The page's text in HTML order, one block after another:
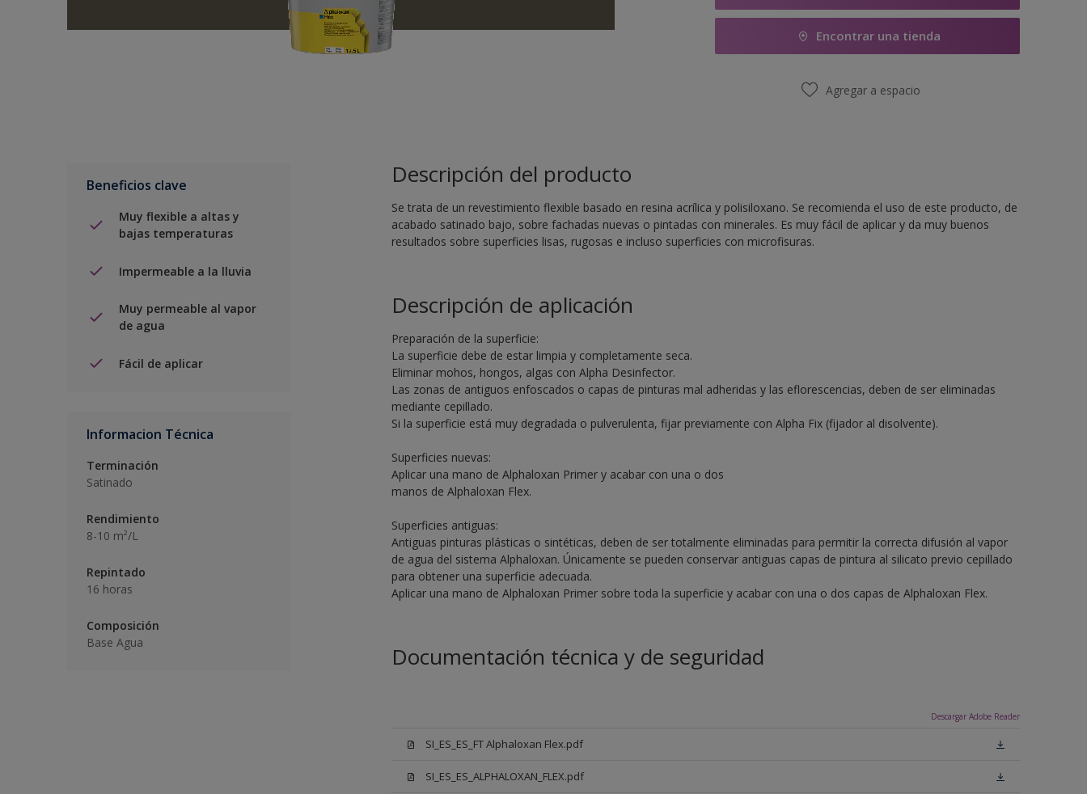
Encontrar una tienda
Agregar a espacio
Beneficios clave
Muy flexible a altas y
bajas temperaturas
Impermeable a la lluvia
Muy permeable al vapor
de agua
Fácil de aplicar
Informacion Técnica
Terminación
Satinado
Rendimiento
8-10 m²/L
Repintado
16 horas
Composición
Base Agua
Descripción del producto
Se trata de un revestimiento flexible basado en resina acrílica y polisiloxano. Se recomienda el uso de este producto, de
acabado satinado bajo, sobre fachadas nuevas o pintadas con minerales. Es muy fácil de aplicar y da muy buenos
resultados sobre superficies lisas, rugosas e incluso superficies con microfisuras.
Descripción de aplicación
Preparación de la superficie:
La superficie debe de estar limpia y completamente seca.
Eliminar mohos, hongos, algas con Alpha Desinfector.
Las zonas de antiguos enfoscados o capas de pinturas mal adheridas y las eflorescencias, deben de ser eliminadas
mediante cepillado.
Si la superficie está muy degradada o pulverulenta, fijar previamente con Alpha Fix (fijador al disolvente).
Superficies nuevas:
Aplicar una mano de Alphaloxan Primer y acabar con una o dos
manos de Alphaloxan Flex.
Superficies antiguas:
Antiguas pinturas plásticas o sintéticas, deben de ser totalmente eliminadas para permitir la correcta difusión al vapor
de agua del sistema Alphaloxan. Únicamente se pueden conservar antiguas capas de pintura al silicato previo cepillado
para obtener una superficie adecuada.
Aplicar una mano de Alphaloxan Primer sobre toda la superficie y acabar con una o dos capas de Alphaloxan Flex.
Documentación técnica y de seguridad
Descargar Adobe Reader
SI_ES_ES_FT Alphaloxan Flex.pdf
SI_ES_ES_ALPHALOXAN_FLEX.pdf